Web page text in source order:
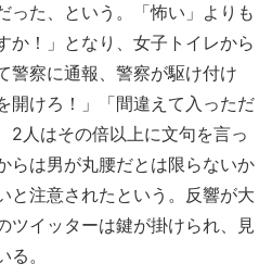
った、という。「怖い」よりも
か！」となり、女子トイレから
警察に通報、警察が駆け付け
開けろ！」「間違えて入っただ
2人はその倍以上に文句を言っ
らは男が丸腰だとは限らないか
と注意されたという。反響が大
ツイッターは鍵が掛けられ、見
。